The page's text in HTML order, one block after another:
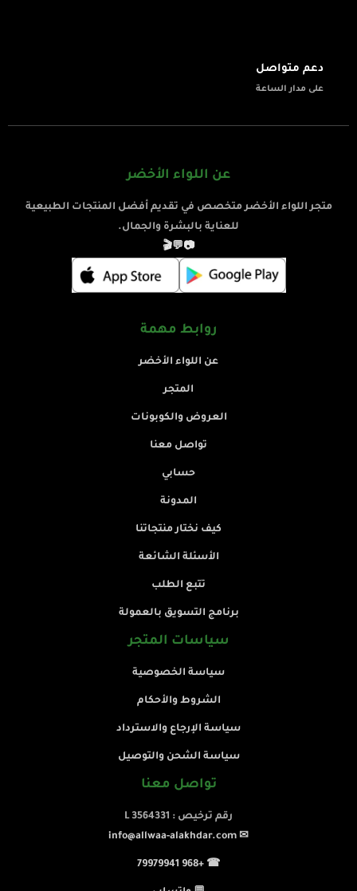
دعم متواصل
على مدار الساعة
عن اللواء الأخضر
متجر اللواء الأخضر متخصص في تقديم أفضل المنتجات الطبيعية
للعناية بالبشرة والجمال.
📷
💬
🎬
روابط مهمة
عن اللواء الأخضر
المتجر
العروض والكوبونات
تواصل معنا
حسابي
المدونة
كيف نختار منتجاتنا
الأسئلة الشائعة
تتبع الطلب
برنامج التسويق بالعمولة
سياسات المتجر
سياسة الخصوصية
الشروط والأحكام
سياسة الإرجاع والاسترداد
سياسة الشحن والتوصيل
تواصل معنا
رقم ترخيص : L 3564331
✉ info@allwaa-alakhdar.com
☎ +968 79979941